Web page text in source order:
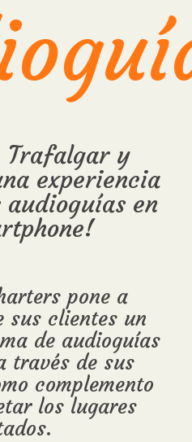
Trafalgar y
experiencia
en
pone a
sus clientes un
de audioguías
través de sus
complemento
los lugares